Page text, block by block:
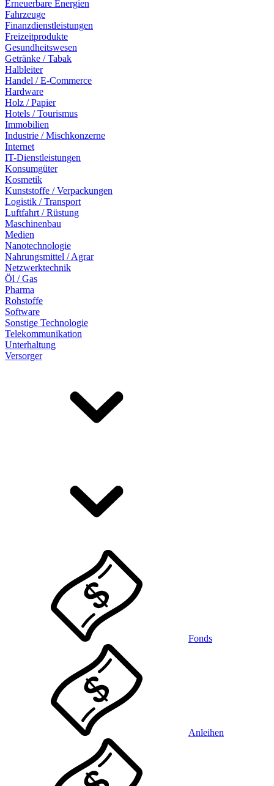
Erneuerbare Energien
Fahrzeuge
Finanzdienstleistungen
Freizeitprodukte
Gesundheitswesen
Getränke / Tabak
Halbleiter
Handel / E-Commerce
Hardware
Holz / Papier
Hotels / Tourismus
Immobilien
Industrie / Mischkonzerne
Internet
IT-Dienstleistungen
Konsumgüter
Kosmetik
Kunststoffe / Verpackungen
Logistik / Transport
Luftfahrt / Rüstung
Maschinenbau
Medien
Nanotechnologie
Nahrungsmittel / Agrar
Netzwerktechnik
Öl / Gas
Pharma
Rohstoffe
Software
Sonstige Technologie
Telekommunikation
Unterhaltung
Versorger
Fonds
Anleihen